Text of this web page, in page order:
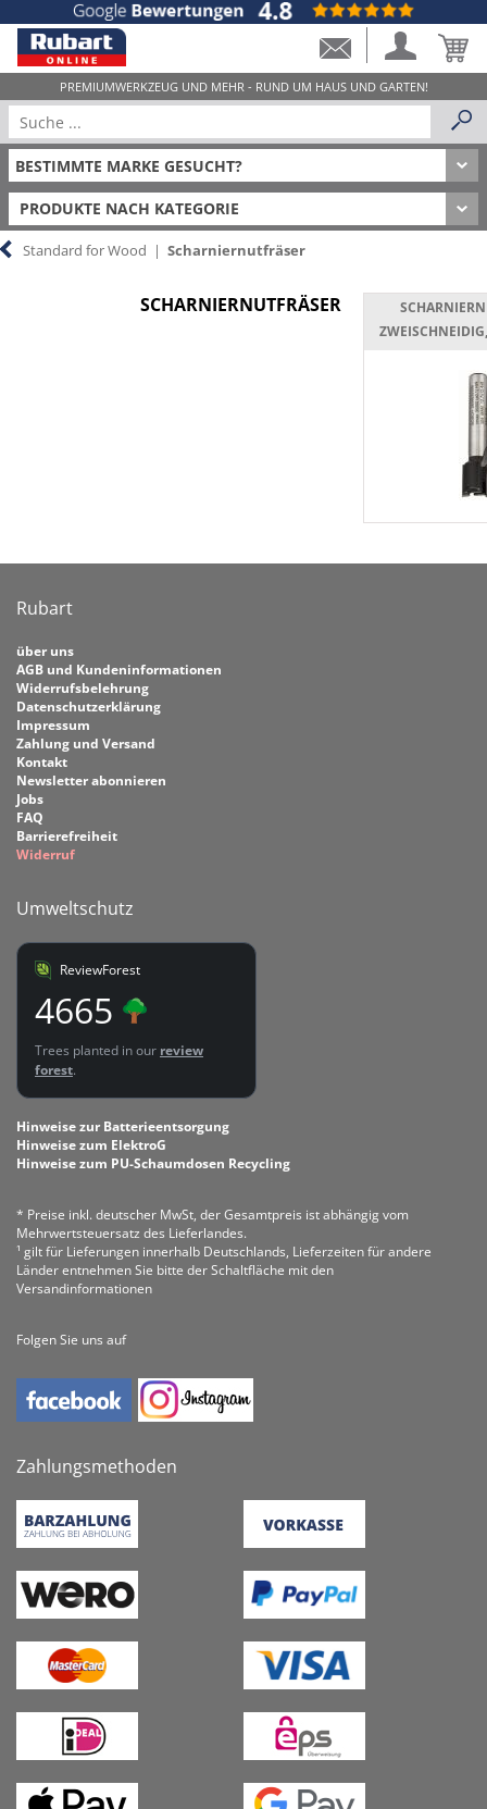
PRODUKTE NACH KATEGORIE
Standard for Wood |Scharniernutfräser
SCHARNIERNUTFRÄSER
Rubart
über uns
AGB und Kundeninformationen
Widerrufsbelehrung
Datenschutzerklärung
Impressum
Zahlung und Versand
Kontakt
Newsletter abonnieren
Jobs
FAQ
Barrierefreiheit
Widerruf
Umweltschutz
ReviewForest
4665
Trees planted in our review
forest.
Hinweise zur Batterieentsorgung
Hinweise zum ElektroG
Hinweise zum PU-Schaumdosen Recycling
* Preise inkl. deutscher MwSt, der Gesamtpreis ist abhängig vom
Mehrwertsteuersatz des Lieferlandes.
¹ gilt für Lieferungen innerhalb Deutschlands, Lieferzeiten für andere
Länder entnehmen Sie bitte der Schaltfläche mit den
Versandinformationen
Folgen Sie uns auf
Zahlungsmethoden